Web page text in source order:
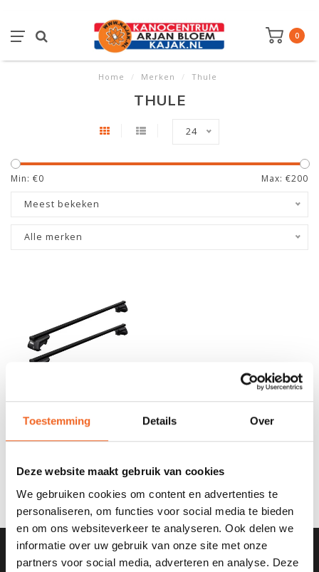
Toestemming Details Over
Deze website maakt gebruik van cookies
We gebruiken cookies om content en advertenties te
personaliseren, om functies voor social media te bieden
en om ons websiteverkeer te analyseren. Ook delen we
informatie over uw gebruik van onze site met onze
partners voor social media, adverteren en analyse. Deze
0
Home / Merken / Thule
THULE
24
Min: €0 Max: €200
Meest bekeken
Alle merken
THULE DAKDRAGERS
SMARTRACK XT,